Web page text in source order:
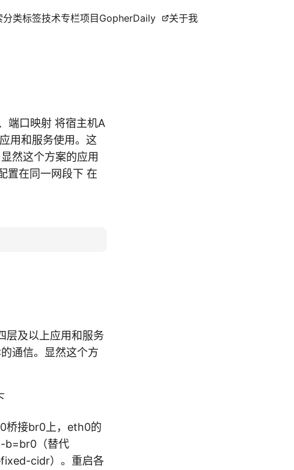
分类标签技术专栏项目 GopherDaily 关于我
端口映射 将宿主机A
用和服务使用。这
然这个方案的应用
置在同一网段下 在
层及以上应用和服务
通信。显然这个方
桥接br0上，eth0的
-b=br0（替代
cidr）。重启各